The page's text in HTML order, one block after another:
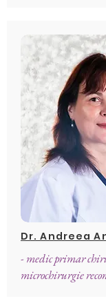
Dr. Andreea
- medic primar
microchirurgie